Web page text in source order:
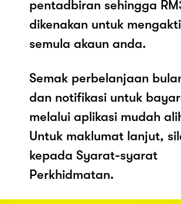
pentadbiran sehingga
dikenakan untuk
semula akaun anda.
Semak perbelanjaan
dan notifikasi untuk
melalui aplikasi mudah
Untuk maklumat lanjut,
kepada Syarat-syarat
Perkhidmatan.